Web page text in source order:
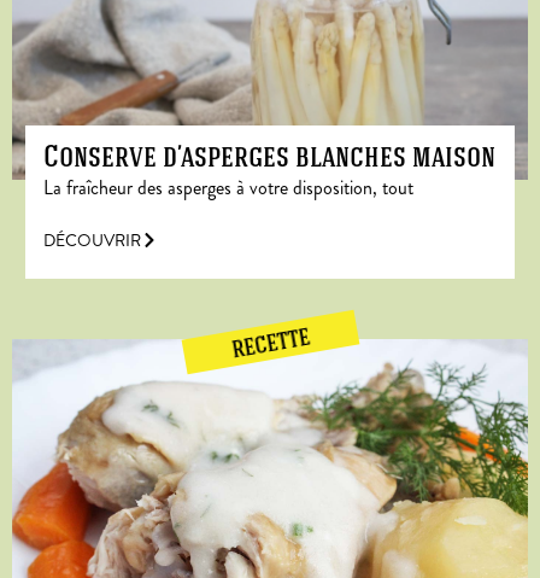
Conserve d’asperges blanches maison
La fraîcheur des asperges à votre disposition, tout
DÉCOUVRIR
RECETTE